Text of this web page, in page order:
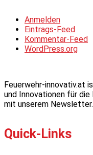
Anmelden
Eintrags-Feed
Kommentar-Feed
WordPress.org
Feuerwehr-innovativ.at
und Innovationen für die
mit unserem Newsletter.
Quick-Links